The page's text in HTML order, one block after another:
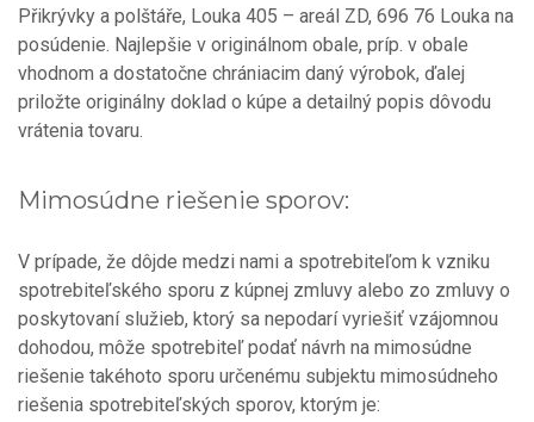
Přikrývky a polštáře, Louka 405 – areál ZD, 696 76 Louka na
posúdenie. Najlepšie v originálnom obale, príp. v obale
vhodnom a dostatočne chrániacim daný výrobok, ďalej
priložte originálny doklad o kúpe a detailný popis dôvodu
vrátenia tovaru.
Mimosúdne riešenie sporov:
V prípade, že dôjde medzi nami a spotrebiteľom k vzniku
spotrebiteľského sporu z kúpnej zmluvy alebo zo zmluvy o
poskytovaní služieb, ktorý sa nepodarí vyriešiť vzájomnou
dohodou, môže spotrebiteľ podať návrh na mimosúdne
riešenie takéhoto sporu určenému subjektu mimosúdneho
riešenia spotrebiteľských sporov, ktorým je: